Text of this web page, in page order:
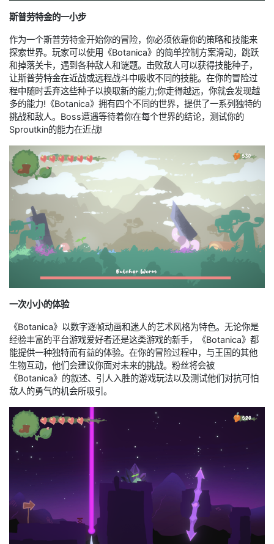
斯普劳特金的一小步
作为一个斯普劳特金开始你的冒险，你必须依靠你的策略和技能来
探索世界。玩家可以使用《Botanica》的简单控制方案滑动，跳跃
和掉落关卡，遇到各种敌人和谜题。击败敌人可以获得技能种子，
让斯普劳特金在近战或远程战斗中吸收不同的技能。在你的冒险过
程中随时丢弃这些种子以换取新的能力;你走得越远，你就会发现越
多的能力!《Botanica》拥有四个不同的世界，提供了一系列独特的
挑战和敌人。Boss遭遇等待着你在每个世界的结论，测试你的
Sproutkin的能力在近战!
一次小小的体验
《Botanica》以数字逐帧动画和迷人的艺术风格为特色。无论你是
经验丰富的平台游戏爱好者还是这类游戏的新手，《Botanica》都
能提供一种独特而有益的体验。在你的冒险过程中，与王国的其他
生物互动，他们会建议你面对未来的挑战。粉丝将会被
《Botanica》的叙述、引人入胜的游戏玩法以及测试他们对抗可怕
敌人的勇气的机会所吸引。